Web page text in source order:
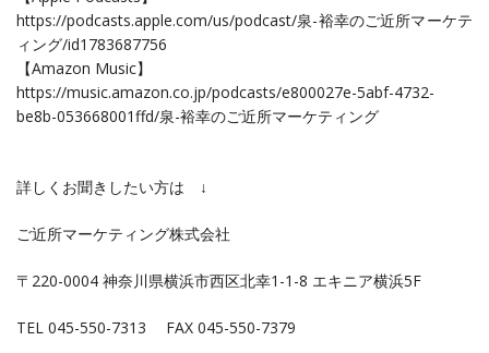
https://podcasts.apple.com/us/podcast/泉-裕幸のご近所マーケテ
ィング/id1783687756
【Amazon Music】
https://music.amazon.co.jp/podcasts/e800027e-5abf-4732-
be8b-053668001ffd/泉-裕幸のご近所マーケティング
詳しくお聞きしたい方は ↓
ご近所マーケティング株式会社
〒220-0004 神奈川県横浜市西区北幸1-1-8 エキニア横浜5F
TEL 045-550-7313 FAX 045-550-7379